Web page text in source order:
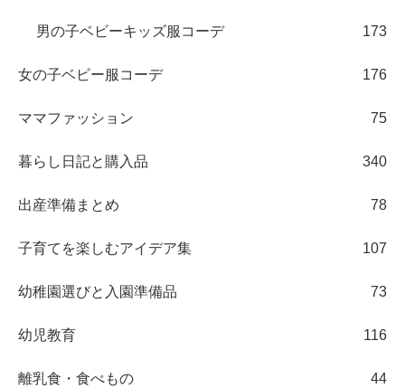
男の子ベビーキッズ服コーデ 173
女の子ベビー服コーデ 176
ママファッション 75
暮らし日記と購入品 340
出産準備まとめ 78
子育てを楽しむアイデア集 107
幼稚園選びと入園準備品 73
幼児教育 116
離乳食・食べもの 44